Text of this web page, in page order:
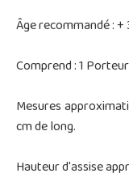
Âge recommandé : +
Comprend : 1
Mesures
cm de long.
Hauteur d'assise